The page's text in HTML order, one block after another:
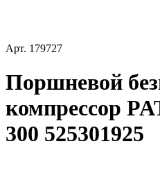
Арт. 179727
Поршневой
компрессор
300 525301925